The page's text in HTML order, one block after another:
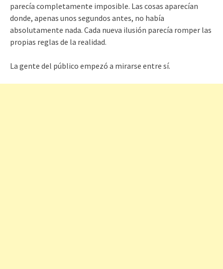
parecía completamente imposible. Las cosas aparecían
donde, apenas unos segundos antes, no había
absolutamente nada. Cada nueva ilusión parecía romper las
propias reglas de la realidad.
La gente del público empezó a mirarse entre sí.